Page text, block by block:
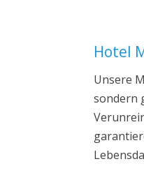
Hotel
Unsere
sondern